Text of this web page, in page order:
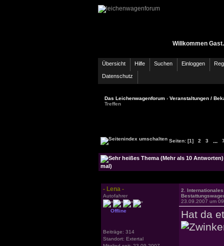
Willkommen
Übersicht Hilfe Suchen Einloggen
Datenschutz
Das Leichenwagenforum › Veranstaltungen /
Treffen
Seiten: [1] 2 3 ...
mal)
- Lena -
Autofahrer
Offline
Beiträge: 314
Standort: Extertal
2. Internationales
23.09.2007 um
Hat da